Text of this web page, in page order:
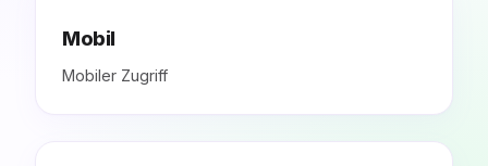
Mobil
Mobiler Zugriff